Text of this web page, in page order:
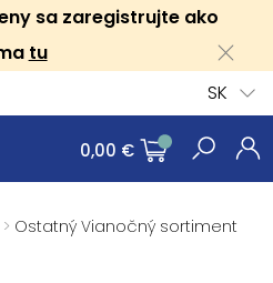
sa zaregistrujte ako
tu
SK
0,00 €
> Ostatný Vianočný sortiment